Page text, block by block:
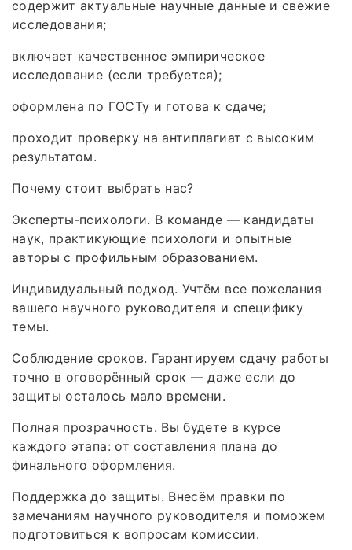
содержит актуальные научные данные и свежие
исследования;
включает качественное эмпирическое
исследование (если требуется);
оформлена по ГОСТу и готова к сдаче;
проходит проверку на антиплагиат с высоким
результатом.
Почему стоит выбрать нас?
Эксперты‑психологи. В команде — кандидаты
наук, практикующие психологи и опытные
авторы с профильным образованием.
Индивидуальный подход. Учтём все пожелания
вашего научного руководителя и специфику
темы.
Соблюдение сроков. Гарантируем сдачу работы
точно в оговорённый срок — даже если до
защиты осталось мало времени.
Полная прозрачность. Вы будете в курсе
каждого этапа: от составления плана до
финального оформления.
Поддержка до защиты. Внесём правки по
замечаниям научного руководителя и поможем
подготовиться к вопросам комиссии.